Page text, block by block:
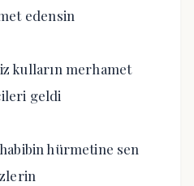
edensin
kulların merhamet
geldi
hürmetine sen